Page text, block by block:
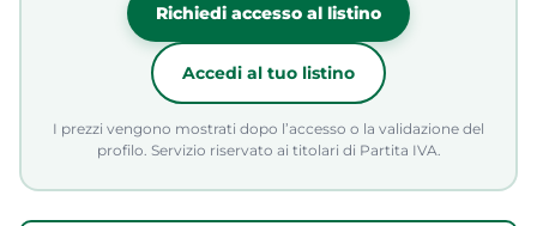
Richiedi accesso al listino
Accedi al tuo listino
I prezzi vengono mostrati dopo l’accesso o la validazione del
profilo. Servizio riservato ai titolari di Partita IVA.